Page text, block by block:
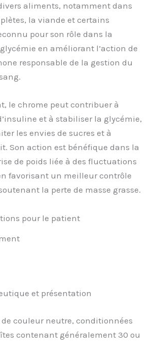
aliments, notamment dans
la viande et certains
pour son rôle dans la
en améliorant l’action de
responsable de la gestion du
le chrome peut contribuer à
et à stabiliser la glycémie,
les envies de sucres et à
Son action est bénéfique dans la
de poids liée à des fluctuations
favorisant un meilleur contrôle
la perte de masse grasse.
pour le patient
et présentation
couleur neutre, conditionnées
contenant généralement 30 ou